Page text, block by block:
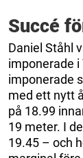
Succé
Daniel Ståhl
imponerade
imponerade
med ett nytt
på 18.99
19 meter. I
19.45 – och